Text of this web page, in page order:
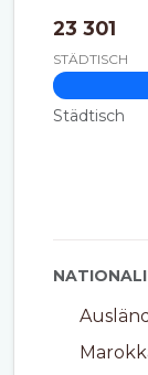
23 301
STÄDTISCH
Städtisch